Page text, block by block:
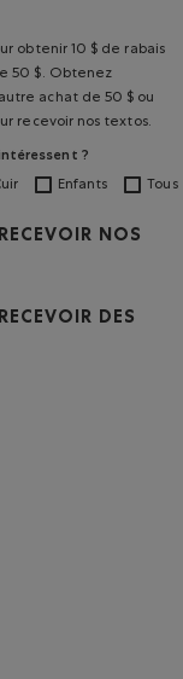
obtenir 10 $ de rabais
50 $. Obtenez
achat de 50 $ ou
recevoir nos textos.
?
Enfants Tous
NOS
DES